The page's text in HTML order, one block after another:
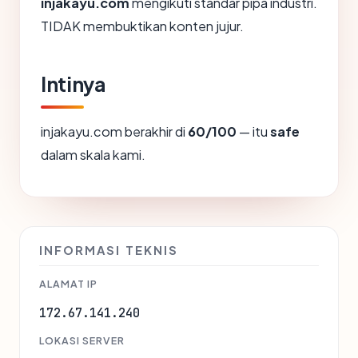
TIDAK membuktikan konten jujur.
Intinya
injakayu.com berakhir di 60/100 — itusafe
dalam skala kami.
INFORMASI TEKNIS
ALAMAT IP
172.67.141.240
LOKASI SERVER